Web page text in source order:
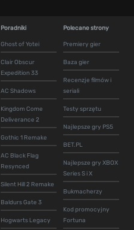
Poradniki
Ghost of Yotei
Clair Obscur
Expedition 33
AC Shadows
Kingdom Come
Deliverance 2
Gothic 1 Remake
AC Black Flag
Resynced
Silent Hill 2 Remake
Baldurs Gate 3
Hogwarts Legacy
Polecane strony
Premiery gier
Baza gier
Recenzje filmów i
seriali
Testy sprzętu
Najlepsze gry PS5
BET.PL
Najlepsze gry XBOX
Series S i X
Bukmacherzy
Kod promocyjny
Fortuna